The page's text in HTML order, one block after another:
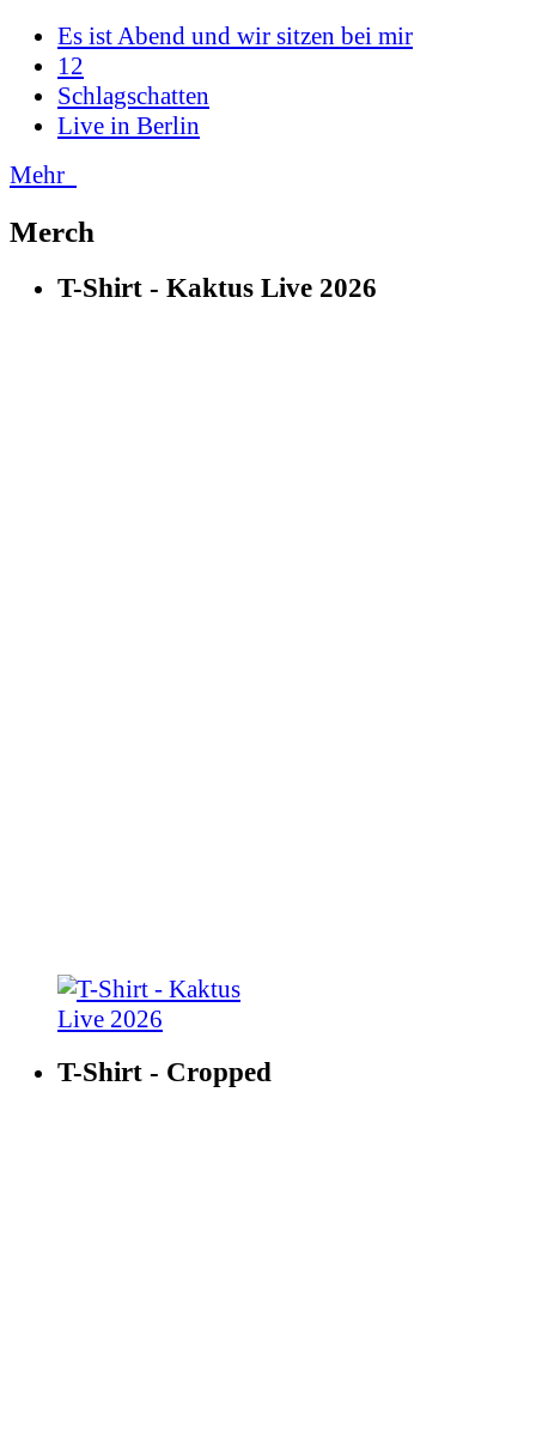
Es ist Abend und wir sitzen bei mir
12
Schlagschatten
Live in Berlin
Mehr
Merch
T-Shirt - Kaktus Live 2026
T-Shirt - Cropped